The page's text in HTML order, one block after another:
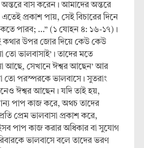
বাস করেন। আমাদের অন্তরে
এতেই প্রকাশ পায়, সেই বিচারের দিনে
পারব; …” (১ যোহন ৪: ১৬-১৭)।
কথার উপর জোর দিয়ে কেউ কেউ
তো ভালবাসাই’। তাদের মতে
আছে, সেখানে ঈশ্বর আছেন’ আর
তো পরস্পরকে ভালবাসে। সুতরাং
ঈশ্বর আছেন। যদি তাই হয়,
পাপ কাজ করে, অথচ তাদের
প্রেম ভালবাসা প্রকাশ করে,
পাপ কাজ করার অধিকার বা সুযোগ
ভালবাসে বলে তাদের ভরণ